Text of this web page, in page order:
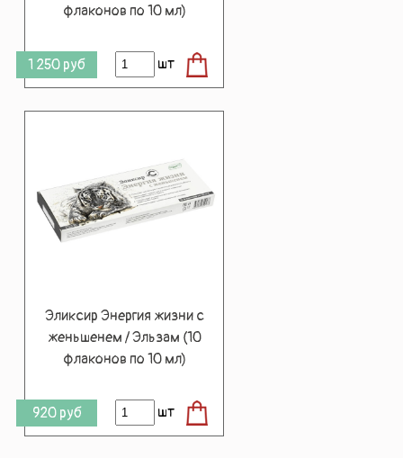
флаконов по 10 мл)
1 250 руб шт
Эликсир Энергия жизни с
женьшенем / Эльзам (10
флаконов по 10 мл)
920 руб шт